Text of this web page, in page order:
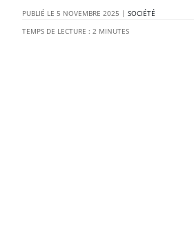
5 NOVEMBRE 2025 |SOCIÉTÉ
TEMPS DE LECTURE : 2 MINUTES